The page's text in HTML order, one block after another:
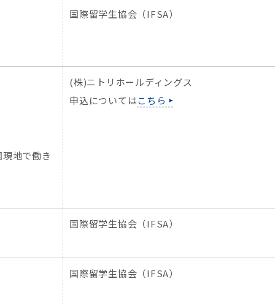
国際留学生協会（IFSA）
地で働き
(株)ニトリホールディングス
申込についてはこちら
国際留学生協会（IFSA）
国際留学生協会（IFSA）